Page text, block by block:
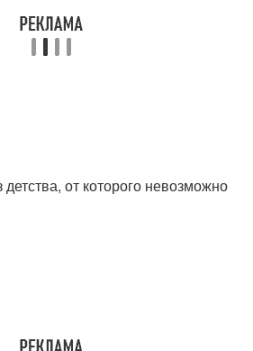
от которого невозможно